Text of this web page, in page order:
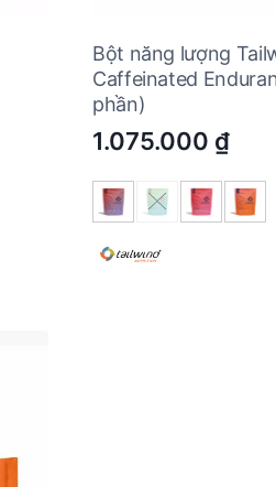
Bột năng lượng
Caffeinated
phần)
1.075.000 ₫